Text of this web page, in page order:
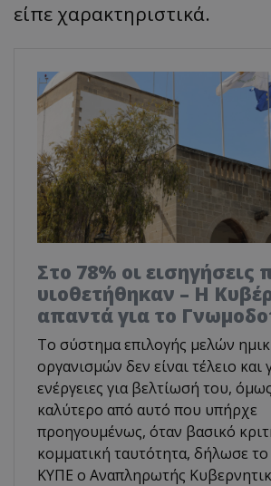
είπε χαρακτηριστικά.
Στο 78% οι εισηγήσεις
υιοθετήθηκαν – Η
απαντά για το
Το σύστημα επιλογής μελών
οργανισμών δεν είναι τέλειο και
ενέργειες για βελτίωσή του,
καλύτερο από αυτό που υπήρχε
προηγουμένως, όταν βασικό
κομματική ταυτότητα, δήλωσε
ΚΥΠΕ ο Αναπληρωτής